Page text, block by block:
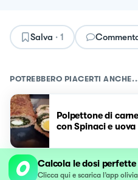
Salva · 1
POTREBBERO PIACERTI
Polpettone di carne
con Spinaci e uova
Calcola le dosi
Clicca qui e scarica l’app